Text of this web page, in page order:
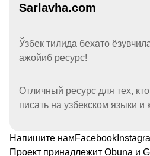
Sarlavha.com
Ўзбек тилида бехато
ажойиб ресурс!
Отличный ресурс для тех,
писать на узбекском языки и
Напишите намFacebook
Проект принадлежит Obuna и